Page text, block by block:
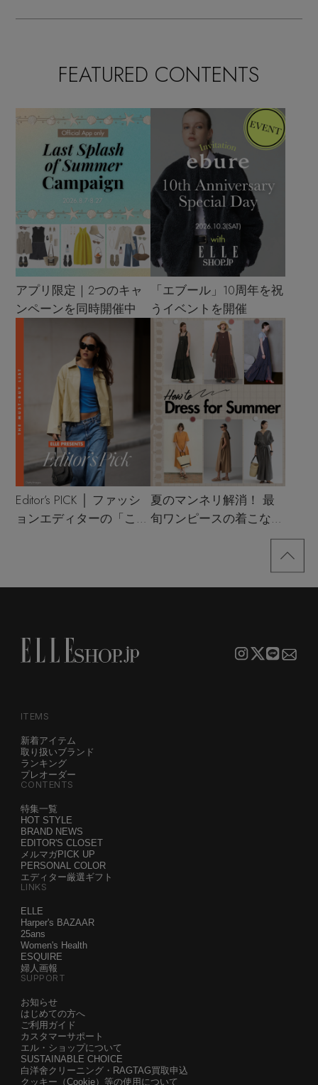
FEATURED CONTENTS
アプリ限定｜2つのキャ
ンペーンを同時開催中
「エブール」10周年を祝
うイベントを開催
Editor’s PICK │ ファッシ
ョンエディターの「これ
夏のマンネリ解消！ 最
旬ワンピースの着こなし
ITEMS
新着アイテム
取り扱いブランド
ランキング
プレオーダー
CONTENTS
特集一覧
HOT STYLE
BRAND NEWS
EDITOR'S CLOSET
メルマガPICK UP
PERSONAL COLOR
エディター厳選ギフト
LINKS
ELLE
Harper's BAZAAR
25ans
Women's Health
ESQUIRE
婦人画報
SUPPORT
お知らせ
はじめての方へ
ご利用ガイド
カスタマーサポート
エル・ショップについて
SUSTAINABLE CHOICE
白洋舍クリーニング・RAGTAG買取申込
クッキー（Cookie）等の使用について